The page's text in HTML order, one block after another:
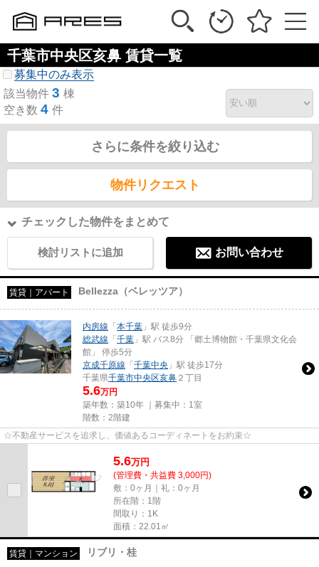
千葉市中央区亥鼻 賃貸一覧
募集中のみ表示
該当物件 3 棟
空き数 4 件
さらに条件を絞り込む
物件リクエスト
チェックした物件をまとめて
検討リストに追加 お問い合わせ
賃貸｜アパート Bellezza（ベレッツア）
内房線 「本千葉 」駅 徒歩9分
総武線 「千葉 」駅 バス8分 「郷土博物館・千葉県文化会
館」 停歩5分
京成千原線 「千葉中央 」駅 徒歩17分
千葉県千葉市中央区亥鼻 ２丁目
5.6万円
築年数：築10年 ｜募集中： 1室
階数：2階建
☆不動産サービスを追求し、価値あるコーディネートをお約束☆
5.6万円
(管理費・共益費 3,000円)
敷：0ヶ月｜礼：0ヶ月
所在階：1階
間取り：1K
面積：22.01㎡
賃貸｜マンション リブリ・桂